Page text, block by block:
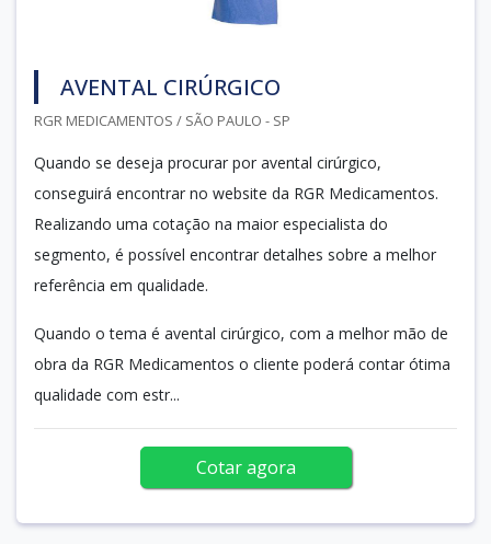
AVENTAL CIRÚRGICO
RGR MEDICAMENTOS / SÃO PAULO - SP
Quando se deseja procurar por avental cirúrgico,
conseguirá encontrar no website da RGR Medicamentos.
Realizando uma cotação na maior especialista do
segmento, é possível encontrar detalhes sobre a melhor
referência em qualidade.
Quando o tema é avental cirúrgico, com a melhor mão de
obra da RGR Medicamentos o cliente poderá contar ótima
qualidade com estr...
Cotar agora